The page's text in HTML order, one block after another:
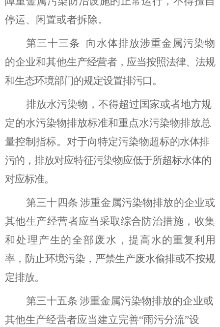
停运、闲置或者拆除。
第三十三条
向水体排放涉重金属污染物
的企业和其他生产经营者，应当按照法律、法规
和生态环境部门的规定设置排污口。
排放水污染物，不得超过国家或者地方规
定的水污染物排放标准和重点水污染物排放总
量控制指标。 对于向特定污染物超标的水体排
污的，排放对应特征污染物应低于所超标水体的
对应标准。
第三十四条 涉重金属污染物排放的企业或
其他生产经营者应当采取综合防治措施，收集
和处理产生的全部废水，提高水的重复利用
率，防止环境污染，严禁生产废水偷排或不按规
定排放。
第三十五条 涉重金属污染物排放的企业或
其他生产经营者应当建立完善“雨污分流”设